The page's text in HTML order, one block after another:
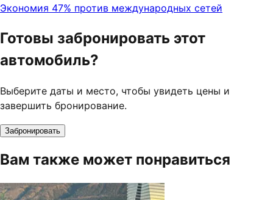
Экономия 47% против международных сетей
Готовы забронировать этот
автомобиль?
Выберите даты и место, чтобы увидеть цены и
завершить бронирование.
Забронировать
Вам также может понравиться